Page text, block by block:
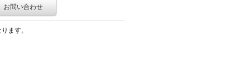
お問い合わせ
ます。